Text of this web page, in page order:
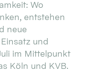
Wo
entstehen
neue
und
im Mittelpunkt
Köln und KVB.